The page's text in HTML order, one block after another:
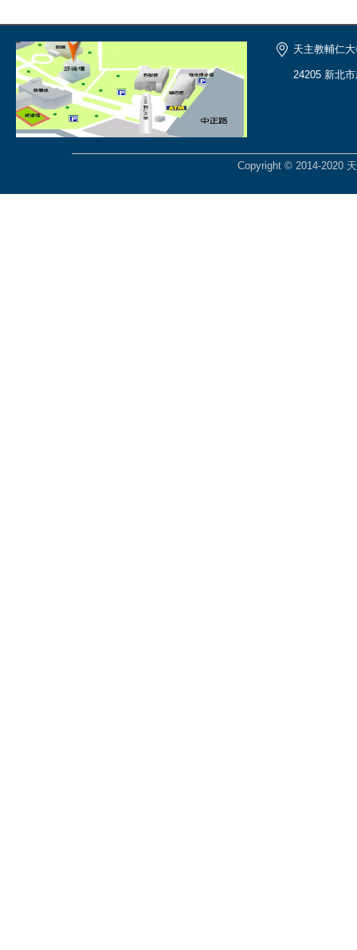
天主教輔仁
24205 新北
Copyright © 2014-2020